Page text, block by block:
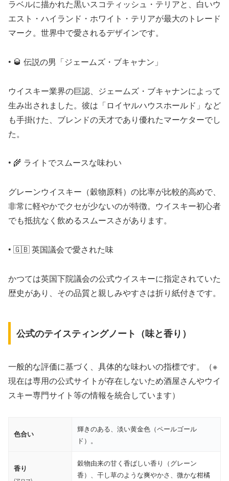
ラベルに描かれた黒いスコティッシュ・テリアと、白いウ
エスト・ハイランド・ホワイト・テリアが最大のトレード
マーク。世界中で愛されるデザインです。
• 🥃 伝説の男「ジェームズ・ブキャナン」
ウイスキー業界の巨認、ジェームズ・ブキャナンによって
生み出されました。彼は「ロイヤルハウスホールド」など
も手掛けた、ブレンドの天才であり優れたマーケターでし
た。
• 🌾 ライトでスムースな味わい
グレーンウイスキー（穀物原料）の比率が比較的高めで、
非常に軽やかでクセが少ないのが特徴。ウイスキー初心者
でも抵抗なく飲めるスムースさがあります。
• 🇬🇧 英国議会で愛された味
かつては英国下院議会の公式ウイスキーに指定されていた
歴史があり、その品質と親しみやすさは折り紙付きです。
公式のテイスティングノート（味と香り）
一般的な評価に基づく、具体的な味わいの指標です。（※
現在は専用の公式サイトが存在しないため酒屋さんやウイ
スキー専門サイト等の情報を統合しています）
色合い
輝きのある、淡い黄金色（ペールゴール
ド）。
香り
穀物由来の甘く香ばしい香り（グレーン
香）、干し草のような爽やかさ、微かな柑橘